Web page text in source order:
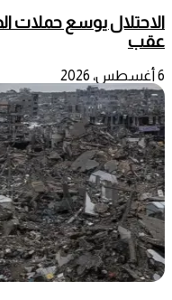
الاحتلال يوسع حملات
عقب
6 أغسطس، 2026